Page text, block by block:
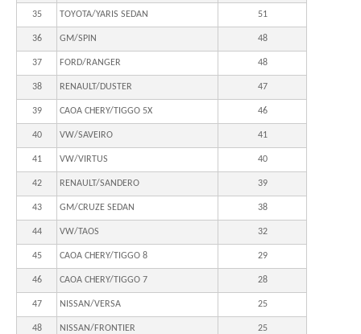
35 TOYOTA/YARIS SEDAN 51
36 GM/SPIN 48
37 FORD/RANGER 48
38 RENAULT/DUSTER 47
39 CAOA CHERY/TIGGO 5X 46
40 VW/SAVEIRO 41
41 VW/VIRTUS 40
42 RENAULT/SANDERO 39
43 GM/CRUZE SEDAN 38
44 VW/TAOS 32
45 CAOA CHERY/TIGGO 8 29
46 CAOA CHERY/TIGGO 7 28
47 NISSAN/VERSA 25
48 NISSAN/FRONTIER 25